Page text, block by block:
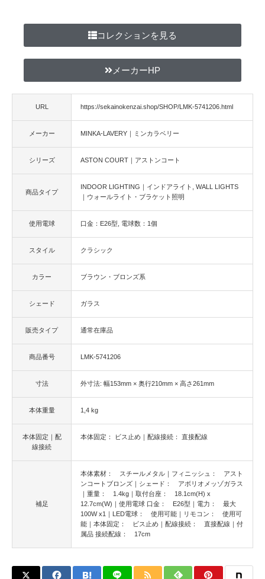
コレクションを見る
メーカーHP
URL https://sekainokenzai.shop/SHOP/LMK-5741206.html
メーカー MINKA-LAVERY｜ミンカラベリー
シリーズ ASTON COURT｜アストンコート
商品タイプ
INDOOR LIGHTING｜インドアライト
WALL LIGHTS
｜ウォールライト・ブラケット照明
使用電球 口金：E26型 電球数：1個
スタイル クラシック
カラー ブラウン・ブロンズ系
シェード ガラス
販売タイプ 通常在庫品
商品番号 LMK-5741206
寸法 外寸法: 幅153mm × 奥行210mm × 高さ261mm
本体重量 1,4 kg
本体固定｜配
線接続
本体固定： ビス止め｜配線接続： 直接配線
補足
本体素材： スチールメタル｜フィニッシュ： アスト
ンコートブロンズ｜シェード： アボリオメッゾガラス
｜重量： 1.4kg｜取付台座： 18.1cm(H) x
12.7cm(W)｜使用電球 口金： E26型｜電力： 最大
100W x1｜LED電球： 使用可能｜リモコン： 使用可
能｜本体固定： ビス止め｜配線接続： 直接配線｜付
属品 接続配線： 17cm